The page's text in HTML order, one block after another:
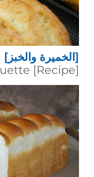
[الخميرة والخبز]
[Recipe] Algeria Baguette